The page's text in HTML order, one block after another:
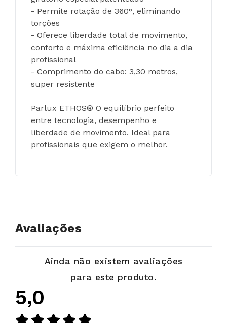
- Permite rotação de 360°, eliminando
torções
- Oferece liberdade total de movimento,
conforto e máxima eficiência no dia a dia
profissional
- Comprimento do cabo: 3,30 metros,
super resistente
Parlux ETHOS® O equilíbrio perfeito
entre tecnologia, desempenho e
liberdade de movimento. Ideal para
profissionais que exigem o melhor.
Avaliações
Ainda não existem avaliações
para este produto.
5,0